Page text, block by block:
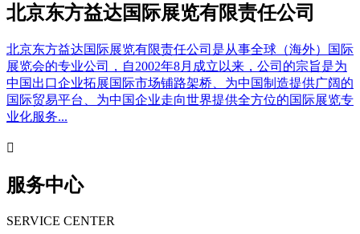
北京东方益达国际展览有限责任公司
北京东方益达国际展览有限责任公司是从事全球（海外）国际
展览会的专业公司，自2002年8月成立以来，公司的宗旨是为
中国出口企业拓展国际市场铺路架桥、为中国制造提供广阔的
国际贸易平台、为中国企业走向世界提供全方位的国际展览专
业化服务...

服务中心
SERVICE CENTER